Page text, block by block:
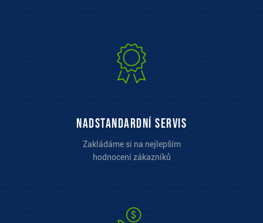
Nadstandardní servis
Zakládáme si na nejlepším
hodnocení zákazníků